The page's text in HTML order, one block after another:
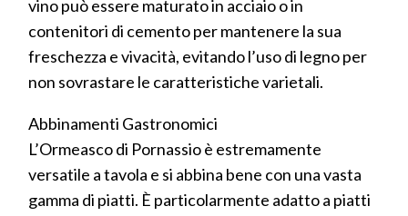
vino può essere maturato in acciaio o in
contenitori di cemento per mantenere la sua
freschezza e vivacità, evitando l’uso di legno per
non sovrastare le caratteristiche varietali.
Abbinamenti Gastronomici
L’Ormeasco di Pornassio è estremamente
versatile a tavola e si abbina bene con una vasta
gamma di piatti. È particolarmente adatto a piatti